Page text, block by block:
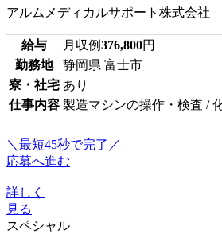
アルムメディカルサポート株式会社
給与 月収例376,800円
勤務地
静岡県 富士市
寮・社宅 あり
仕事内容 製造マシンの操作・検査 /
＼最短45秒で完了／
応募へ進む
詳しく
見る
スペシャル